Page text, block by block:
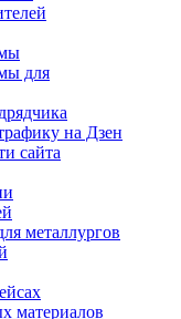
для
на Дзен
сайта
металлургов
материалов